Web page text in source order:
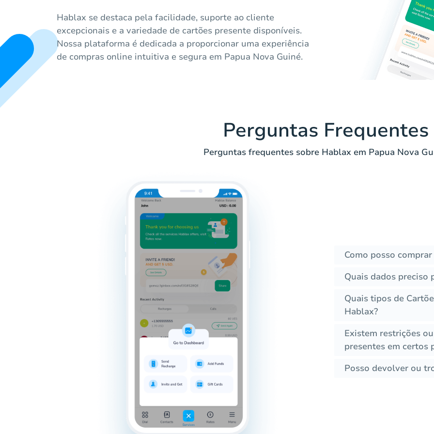
Hablax se destaca pela facilidade, suporte ao cliente
excepcionais e a variedade de cartões presente disponíveis.
Nossa plataforma é dedicada a proporcionar uma experiência
de compras online intuitiva e segura em Papua Nova Guiné.
Perguntas Frequentes
Perguntas frequentes sobre Hablax em Papua Nova
Como posso
Quais dados preciso
Quais tipos de
Hablax?
Existem restrições
presentes em certos
Posso devolver ou